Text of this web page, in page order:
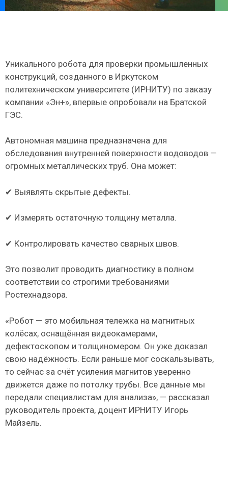
Уникального робота для проверки промышленных
конструкций, созданного в Иркутском
политехническом университете (ИРНИТУ) по заказу
компании «Эн+», впервые опробовали на Братской
ГЭС.
Автономная машина предназначена для
обследования внутренней поверхности водоводов —
огромных металлических труб. Она может:
✔ Выявлять скрытые дефекты.
✔ Измерять остаточную толщину металла.
✔ Контролировать качество сварных швов.
Это позволит проводить диагностику в полном
соответствии со строгими требованиями
Ростехнадзора.
«Робот — это мобильная тележка на магнитных
колёсах, оснащённая видеокамерами,
дефектоскопом и толщиномером. Он уже доказал
свою надёжность. Если раньше мог соскальзывать,
то сейчас за счёт усиления магнитов уверенно
движется даже по потолку трубы. Все данные мы
передали специалистам для анализа», — рассказал
руководитель проекта, доцент ИРНИТУ Игорь
Майзель.